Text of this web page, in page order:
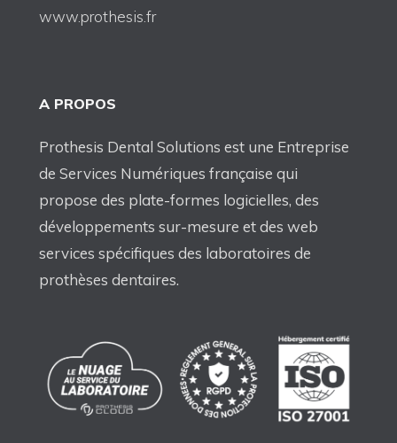
www.prothesis.fr
A PROPOS
Prothesis Dental Solutions est une Entreprise
de Services Numériques française qui
propose des plate-formes logicielles, des
développements sur-mesure et des web
services spécifiques des laboratoires de
prothèses dentaires.